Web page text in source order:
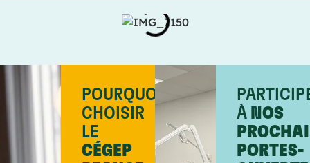
POURQUOI
CHOISIR
LE
CÉGEP
À NOS
PORTES-